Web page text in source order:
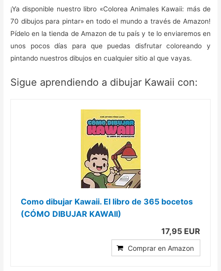
¡Ya disponible nuestro libro «Colorea Animales Kawaii: más de
70 dibujos para pintar» en todo el mundo a través de Amazon!
Pídelo en la tienda de Amazon de tu país y te lo enviaremos en
unos pocos días para que puedas disfrutar coloreando y
pintando nuestros dibujos en cualquier sitio al que vayas.
Sigue aprendiendo a dibujar Kawaii con:
Como dibujar Kawaii. El libro de 365 bocetos
(CÓMO DIBUJAR KAWAII)
17,95 EUR
Comprar en Amazon